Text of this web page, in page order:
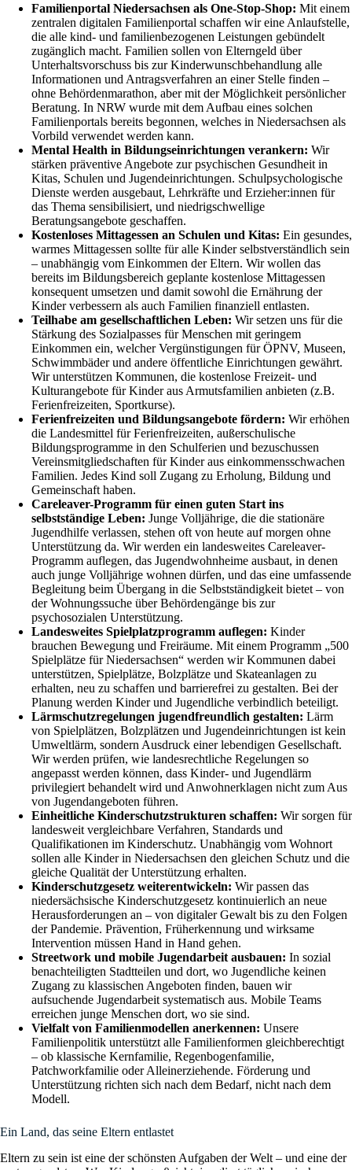
Familienportal Niedersachsen als One-Stop-Shop: Mit einem
zentralen digitalen Familienportal schaffen wir eine Anlaufstelle,
die alle kind- und familienbezogenen Leistungen gebündelt
zugänglich macht. Familien sollen von Elterngeld über
Unterhaltsvorschuss bis zur Kinderwunschbehandlung alle
Informationen und Antragsverfahren an einer Stelle finden –
ohne Behördenmarathon, aber mit der Möglichkeit persönlicher
Beratung. In NRW wurde mit dem Aufbau eines solchen
Familienportals bereits begonnen, welches in Niedersachsen als
Vorbild verwendet werden kann.
Mental Health in Bildungseinrichtungen verankern: Wir
stärken präventive Angebote zur psychischen Gesundheit in
Kitas, Schulen und Jugendeinrichtungen. Schulpsychologische
Dienste werden ausgebaut, Lehrkräfte und Erzieher:innen für
das Thema sensibilisiert, und niedrigschwellige
Beratungsangebote geschaffen.
Kostenloses Mittagessen an Schulen und Kitas: Ein gesundes,
warmes Mittagessen sollte für alle Kinder selbstverständlich sein
– unabhängig vom Einkommen der Eltern. Wir wollen das
bereits im Bildungsbereich geplante kostenlose Mittagessen
konsequent umsetzen und damit sowohl die Ernährung der
Kinder verbessern als auch Familien finanziell entlasten.
Teilhabe am gesellschaftlichen Leben: Wir setzen uns für die
Stärkung des Sozialpasses für Menschen mit geringem
Einkommen ein, welcher Vergünstigungen für ÖPNV, Museen,
Schwimmbäder und andere öffentliche Einrichtungen gewährt.
Wir unterstützen Kommunen, die kostenlose Freizeit- und
Kulturangebote für Kinder aus Armutsfamilien anbieten (z.B.
Ferienfreizeiten, Sportkurse).
Ferienfreizeiten und Bildungsangebote fördern: Wir erhöhen
die Landesmittel für Ferienfreizeiten, außerschulische
Bildungsprogramme in den Schulferien und bezuschussen
Vereinsmitgliedschaften für Kinder aus einkommensschwachen
Familien. Jedes Kind soll Zugang zu Erholung, Bildung und
Gemeinschaft haben.
Careleaver-Programm für einen guten Start ins
selbstständige Leben: Junge Volljährige, die die stationäre
Jugendhilfe verlassen, stehen oft von heute auf morgen ohne
Unterstützung da. Wir werden ein landesweites Careleaver-
Programm auflegen, das Jugendwohnheime ausbaut, in denen
auch junge Volljährige wohnen dürfen, und das eine umfassende
Begleitung beim Übergang in die Selbstständigkeit bietet – von
der Wohnungssuche über Behördengänge bis zur
psychosozialen Unterstützung.
Landesweites Spielplatzprogramm auflegen: Kinder
brauchen Bewegung und Freiräume. Mit einem Programm „500
Spielplätze für Niedersachsen“ werden wir Kommunen dabei
unterstützen, Spielplätze, Bolzplätze und Skateanlagen zu
erhalten, neu zu schaffen und barrierefrei zu gestalten. Bei der
Planung werden Kinder und Jugendliche verbindlich beteiligt.
Lärmschutzregelungen jugendfreundlich gestalten: Lärm
von Spielplätzen, Bolzplätzen und Jugendeinrichtungen ist kein
Umweltlärm, sondern Ausdruck einer lebendigen Gesellschaft.
Wir werden prüfen, wie landesrechtliche Regelungen so
angepasst werden können, dass Kinder- und Jugendlärm
privilegiert behandelt wird und Anwohnerklagen nicht zum Aus
von Jugendangeboten führen.
Einheitliche Kinderschutzstrukturen schaffen: Wir sorgen für
landesweit vergleichbare Verfahren, Standards und
Qualifikationen im Kinderschutz. Unabhängig vom Wohnort
sollen alle Kinder in Niedersachsen den gleichen Schutz und die
gleiche Qualität der Unterstützung erhalten.
Kinderschutzgesetz weiterentwickeln: Wir passen das
niedersächsische Kinderschutzgesetz kontinuierlich an neue
Herausforderungen an – von digitaler Gewalt bis zu den Folgen
der Pandemie. Prävention, Früherkennung und wirksame
Intervention müssen Hand in Hand gehen.
Streetwork und mobile Jugendarbeit ausbauen: In sozial
benachteiligten Stadtteilen und dort, wo Jugendliche keinen
Zugang zu klassischen Angeboten finden, bauen wir
aufsuchende Jugendarbeit systematisch aus. Mobile Teams
erreichen junge Menschen dort, wo sie sind.
Vielfalt von Familienmodellen anerkennen: Unsere
Familienpolitik unterstützt alle Familienformen gleichberechtigt
– ob klassische Kernfamilie, Regenbogenfamilie,
Patchworkfamilie oder Alleinerziehende. Förderung und
Unterstützung richten sich nach dem Bedarf, nicht nach dem
Modell.
Ein Land, das seine Eltern entlastet
Eltern zu sein ist eine der schönsten Aufgaben der Welt – und eine der